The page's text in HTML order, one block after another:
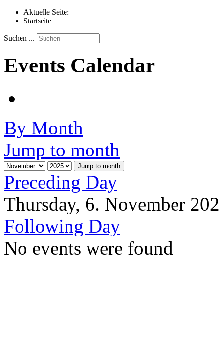
Aktuelle Seite:
Startseite
Suchen ...
Events Calendar
By Month
Jump to month
Jump to month
Preceding Day
Thursday, 6. November
Following Day
No events were found